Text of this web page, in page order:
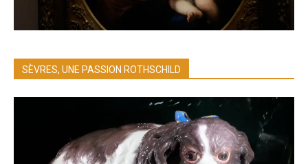
SÈVRES, UNE PASSION ROTHSCHILD